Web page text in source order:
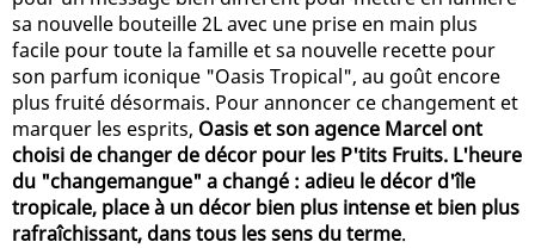
sa nouvelle bouteille 2L avec une prise en main plus
facile pour toute la famille et sa nouvelle recette pour
son parfum iconique "Oasis Tropical", au goût encore
plus fruité désormais. Pour annoncer ce changement et
marquer les esprits, Oasis et son agence Marcel ont
choisi de changer de décor pour les P'tits Fruits. L'heure
du "changemangue" a changé : adieu le décor d'île
tropicale, place à un décor bien plus intense et bien plus
rafraîchissant, dans tous les sens du terme.